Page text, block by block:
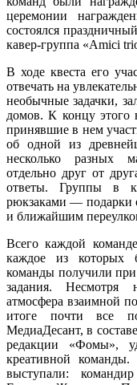
церемонии
состоялся
кавер-группа «Amici
В ходе квеста его
отвечать на
необычные задачки,
домов. К концу этого
принявшие в нем
об одной из
несколько разных
отдельно друг от
ответы. Группы в
рюкзаками — подарки
и ближайшим
Всего каждой
каждое из которых
команды получили
задания. Несмотря
атмосфера взаимной
итоге почти все
МедиаДесант, в
редакции «Фомы»,
креативной
выступали: